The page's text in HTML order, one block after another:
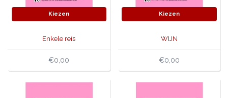
Kiezen
Enkele reis
€0,00
Kiezen
WIJN
€0,00